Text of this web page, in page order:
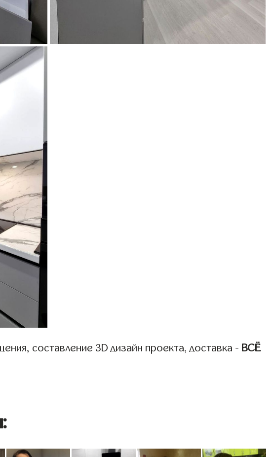
составление 3D дизайн проекта, доставка - ВСЁ